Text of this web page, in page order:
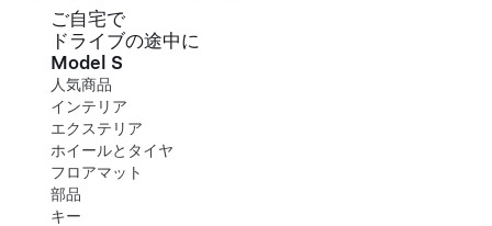
メインコンテンツへスキップ
ご自宅で
ドライブの途中に
Model S
人気商品
インテリア
エクステリア
ホイールとタイヤ
フロアマット
部品
キー